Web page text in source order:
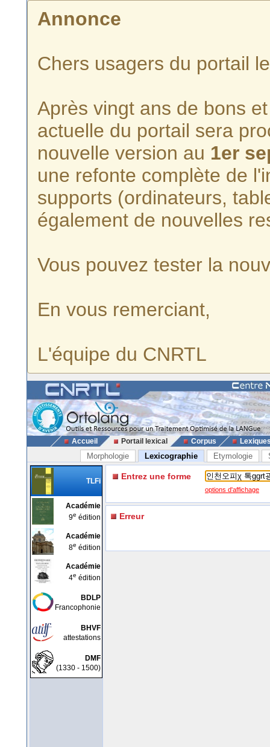
Annonce
Chers usagers du portail
Après vingt ans de bons
actuelle du portail sera
nouvelle version au 1er
une refonte complète de
supports (ordinateurs,
également de nouvelles
Vous pouvez tester la
En vous remerciant,
L'équipe du CNRTL
Accueil Portail lexical Corpus
Morphologie Lexicographie Etymologie
TLFi
Académie
9e édition
Académie
8e édition
Académie
4e édition
BDLP
Francophonie
BHVF
attestations
DMF
(1330 - 1500)
Entrez une forme
options d'affichage
Erreur